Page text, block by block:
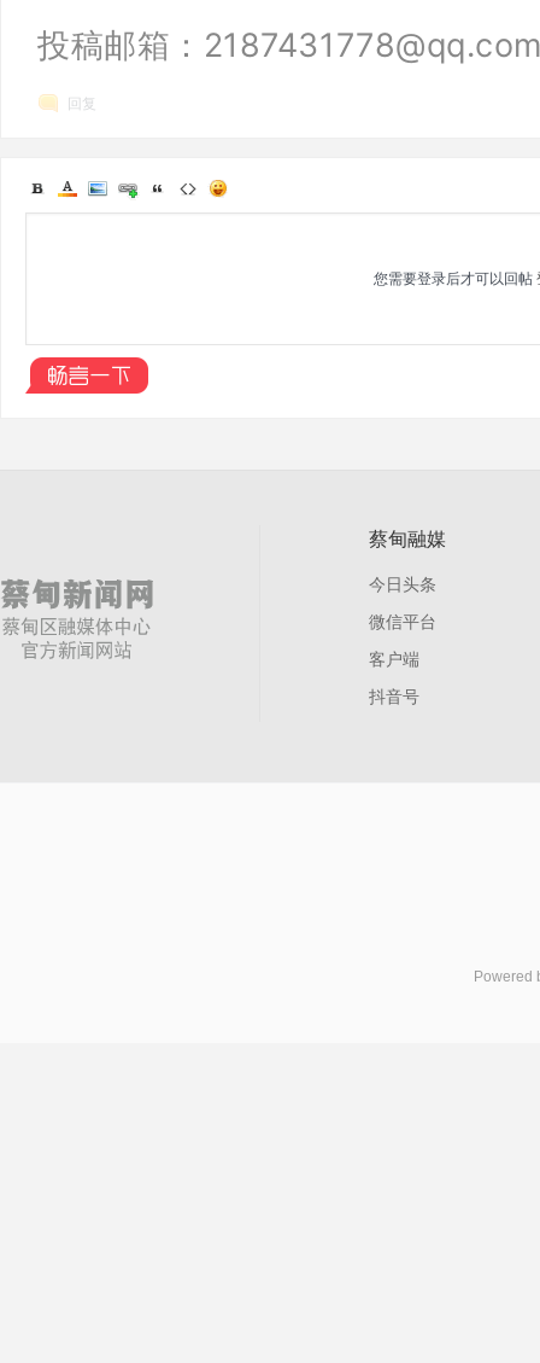
投稿邮箱：
回复
您需要登录后才可以回帖
蔡甸融媒
今日头条
微信平台
客户端
抖音号
Powered